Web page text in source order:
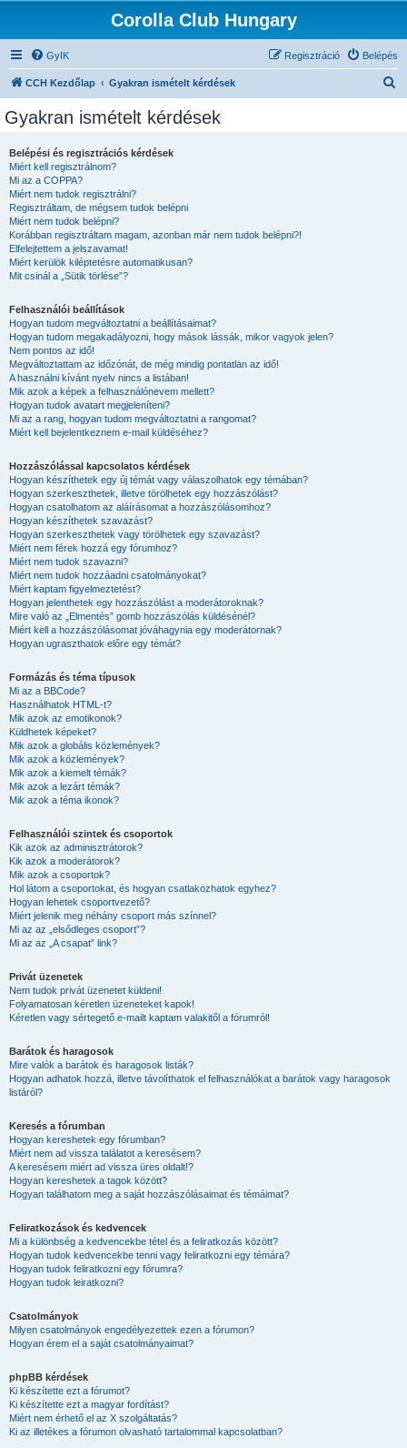
Corolla Club Hungary
GyIK Belépés
Regisztráció
CCH Kezdőlap Gyakran ismételt kérdések
Gyakran ismételt kérdések
Belépési és regisztrációs kérdések
Miért kell regisztrálnom?
Mi az a COPPA?
Miért nem tudok regisztrálni?
Regisztráltam, de mégsem tudok belépni
Miért nem tudok belépni?
Korábban regisztráltam magam, azonban már nem tudok belépni?!
Elfelejtettem a jelszavamat!
Miért kerülök kiléptetésre automatikusan?
Mit csinál a „Sütik törlése”?
Felhasználói beállítások
Hogyan tudom megváltoztatni a beállításaimat?
Hogyan tudom megakadályozni, hogy mások lássák, mikor vagyok jelen?
Nem pontos az idő!
Megváltoztattam az időzónát, de még mindig pontatlan az idő!
A használni kívánt nyelv nincs a listában!
Mik azok a képek a felhasználónevem mellett?
Hogyan tudok avatart megjeleníteni?
Mi az a rang, hogyan tudom megváltoztatni a rangomat?
Miért kell bejelentkeznem e-mail küldéséhez?
Hozzászólással kapcsolatos kérdések
Hogyan készíthetek egy új témát vagy válaszolhatok egy témában?
Hogyan szerkeszthetek, illetve törölhetek egy hozzászólást?
Hogyan csatolhatom az aláírásomat a hozzászólásomhoz?
Hogyan készíthetek szavazást?
Hogyan szerkeszthetek vagy törölhetek egy szavazást?
Miért nem férek hozzá egy fórumhoz?
Miért nem tudok szavazni?
Miért nem tudok hozzáadni csatolmányokat?
Miért kaptam figyelmeztetést?
Hogyan jelenthetek egy hozzászólást a moderátoroknak?
Mire való az „Elmentés” gomb hozzászólás küldésénél?
Miért kell a hozzászólásomat jóváhagynia egy moderátornak?
Hogyan ugraszthatok előre egy témát?
Formázás és téma típusok
Mi az a BBCode?
Használhatok HTML-t?
Mik azok az emotikonok?
Küldhetek képeket?
Mik azok a globális közlemények?
Mik azok a közlemények?
Mik azok a kiemelt témák?
Mik azok a lezárt témák?
Mik azok a téma ikonok?
Felhasználói szintek és csoportok
Kik azok az adminisztrátorok?
Kik azok a moderátorok?
Mik azok a csoportok?
Hol látom a csoportokat, és hogyan csatlakozhatok egyhez?
Hogyan lehetek csoportvezető?
Miért jelenik meg néhány csoport más színnel?
Mi az az „elsődleges csoport”?
Mi az az „A csapat” link?
Privát üzenetek
Nem tudok privát üzenetet küldeni!
Folyamatosan kéretlen üzeneteket kapok!
Kéretlen vagy sértegető e-mailt kaptam valakitől a fórumról!
Barátok és haragosok
Mire valók a barátok és haragosok listák?
Hogyan adhatok hozzá, illetve távolíthatok el felhasználókat a barátok vagy haragosok
listáról?
Keresés a fórumban
Hogyan kereshetek egy fórumban?
Miért nem ad vissza találatot a keresésem?
A keresésem miért ad vissza üres oldalt!?
Hogyan kereshetek a tagok között?
Hogyan találhatom meg a saját hozzászólásaimat és témáimat?
Feliratkozások és kedvencek
Mi a különbség a kedvencekbe tétel és a feliratkozás között?
Hogyan tudok kedvencekbe tenni vagy feliratkozni egy témára?
Hogyan tudok feliratkozni egy fórumra?
Hogyan tudok leiratkozni?
Csatolmányok
Milyen csatolmányok engedélyezettek ezen a fórumon?
Hogyan érem el a saját csatolmányaimat?
phpBB kérdések
Ki készítette ezt a fórumot?
Ki készítette ezt a magyar fordítást?
Miért nem érhető el az X szolgáltatás?
Ki az illetékes a fórumon olvasható tartalommal kapcsolatban?